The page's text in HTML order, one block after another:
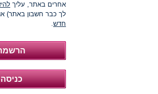
אחרים באתר, עליך
לך כבר חשבון באתר) או
חדש.